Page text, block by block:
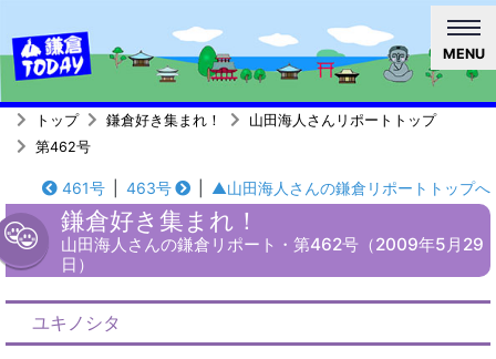
MENU
トップ 鎌倉好き集まれ！
山田海人さんリポートトップ
第462号
461号 463号 ▲山田海人さんの鎌倉リポートトップへ
鎌倉好き集まれ！
山田海人さんの鎌倉リポート・第462号（2009年5月29
日）
ユキノシタ